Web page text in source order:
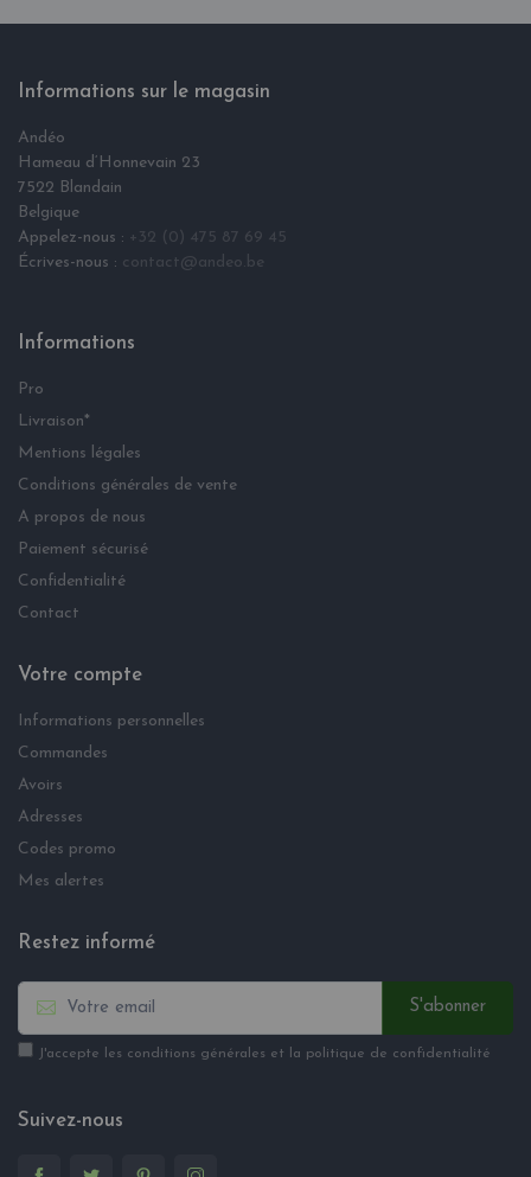
Informations sur le magasin
Andéo
Hameau d‘Honnevain 23
7522 Blandain
Belgique
Appelez-nous : +32 (0) 475 87 69 45
Écrives-nous : contact@andeo.be
Informations
Pro
Livraison*
Mentions légales
Conditions générales de vente
A propos de nous
Paiement sécurisé
Confidentialité
Contact
Votre compte
Informations personnelles
Commandes
Avoirs
Adresses
Codes promo
Mes alertes
Restez informé
S'abonner
J'accepte les conditions générales et la politique de confidentialité
Suivez-nous